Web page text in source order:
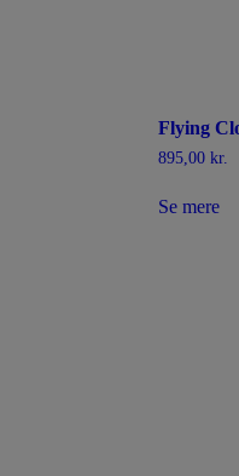
Flying
895,00kr.
Se mere